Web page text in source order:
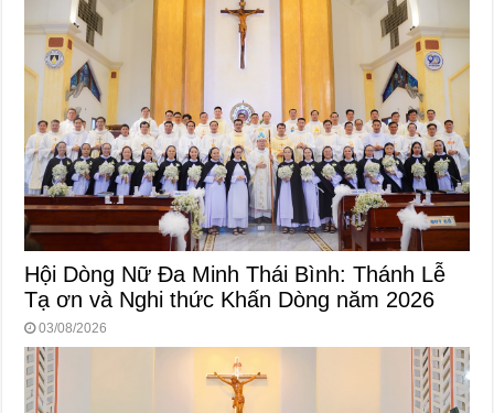
Hội Dòng Nữ Đa Minh Thái Bình: Thánh Lễ
Tạ ơn và Nghi thức Khấn Dòng năm 2026
03/08/2026